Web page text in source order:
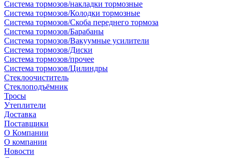
Система тормозов/накладки тормозные
Система тормозов/Колодки тормозные
Система тормозов/Скоба переднего тормоза
Система тормозов/Барабаны
Система тормозов/Вакуумные усилители
Система тормозов/Диски
Система тормозов/прочее
Система тормозов/Цилиндры
Стеклоочиститель
Стеклоподъёмник
Тросы
Утеплители
Доставка
Поставщики
О Компании
О компании
Новости